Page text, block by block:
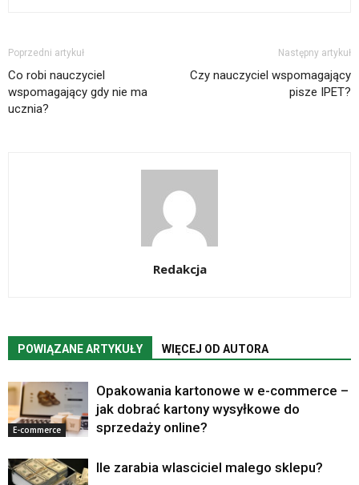
Poprzedni artykuł
Co robi nauczyciel
wspomagający gdy nie ma
ucznia?
Następny artykuł
Czy nauczyciel wspomagający
pisze IPET?
Redakcja
POWIĄZANE ARTYKUŁY WIĘCEJ OD AUTORA
E-commerce
Opakowania kartonowe w e-commerce –
jak dobrać kartony wysyłkowe do
sprzedaży online?
Ile zarabia wlasciciel malego sklepu?